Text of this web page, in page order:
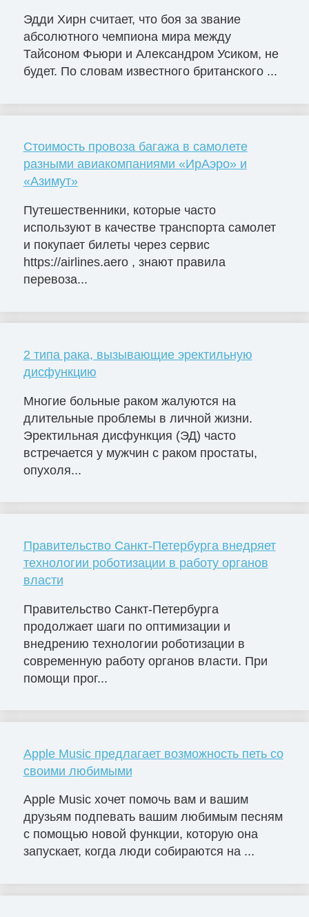
Эдди Хирн считает, что боя за звание
абсолютного чемпиона мира между
Тайсоном Фьюри и Александром Усиком, не
будет. По словам известного британского ...
Стоимость провоза багажа в самолете
разными авиакомпаниями «ИрАэро» и
«Азимут»
Путешественники, которые часто
используют в качестве транспорта самолет
и покупает билеты через сервис
https://airlines.aero , знают правила
перевоза...
2 типа рака, вызывающие эректильную
дисфункцию
Многие больные раком жалуются на
длительные проблемы в личной жизни.
Эректильная дисфункция (ЭД) часто
встречается у мужчин с раком простаты,
опухоля...
Правительство Санкт-Петербурга внедряет
технологии роботизации в работу органов
власти
Правительство Санкт-Петербурга
продолжает шаги по оптимизации и
внедрению технологии роботизации в
современную работу органов власти. При
помощи прог...
Apple Music предлагает возможность петь со
своими любимыми
Apple Music хочет помочь вам и вашим
друзьям подпевать вашим любимым песням
с помощью новой функции, которую она
запускает, когда люди собираются на ...